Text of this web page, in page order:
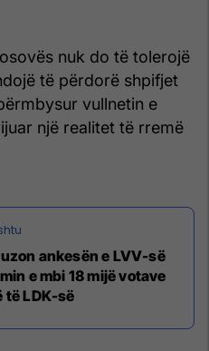
nuk do të tolerojë
të përdorë shpifjet
vullnetin e
një realitet të rremë
ankesën e LVV-së
e mbi 18 mijë votave
të LDK-së